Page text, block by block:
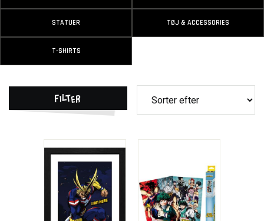
STATUER TØJ & ACCESSORIES
T-SHIRTS
Filter